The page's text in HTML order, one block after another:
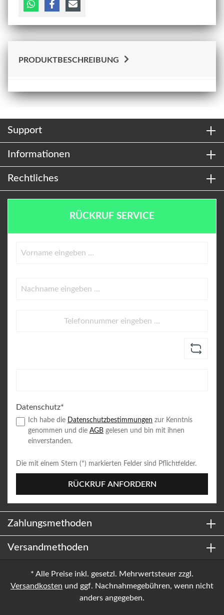
PRODUKTBESCHREIBUNG
Support
Informationen
Rechtliches
RÜCKRUF SERVICE
Datenschutz*
Ich habe die Datenschutzbestimmungen zur Kenntnis
genommen und die AGB gelesen und bin mit ihnen
einverstanden.
Die mit einem Stern (*) markierten Felder sind Pflichtfelder.
RÜCKRUF ANFORDERN
Zahlungsmethoden
Versandmethoden
* Alle Preise inkl. gesetzl. Mehrwertsteuer zzgl.
Versandkosten und ggf. Nachnahmegebühren, wenn nicht
anders angegeben.